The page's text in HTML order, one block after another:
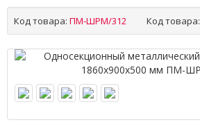
Код товара: ПМ-ШРМ/312 Код товара: